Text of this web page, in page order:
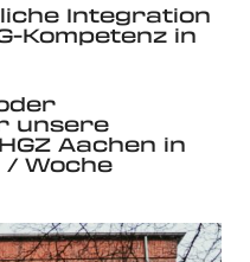
Integration
Kompetenz in
unsere
Aachen in
/ Woche